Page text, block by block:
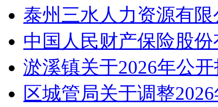
泰州三水人力资源有
中国人民财产保险股
淤溪镇关于2026年公
区城管局关于调整